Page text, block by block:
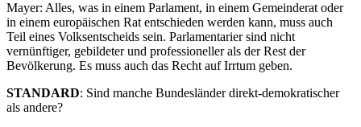
Mayer: Alles, was in einem Parlament, in einem Gemeinderat oder
in einem europäischen Rat entschieden werden kann, muss auch
Teil eines Volksentscheids sein. Parlamentarier sind nicht
vernünftiger, gebildeter und professioneller als der Rest der
Bevölkerung. Es muss auch das Recht auf Irrtum geben.
STANDARD: Sind manche Bundesländer direkt-demokratischer
als andere?